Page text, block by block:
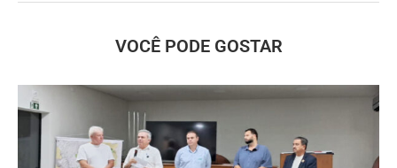
VOCÊ PODE GOSTAR